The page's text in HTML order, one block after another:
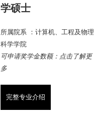
学硕士
所属院系 ：计算机、工程及物理
科学学院
可申请奖学金数额：点击了解更
多
完整专业介绍